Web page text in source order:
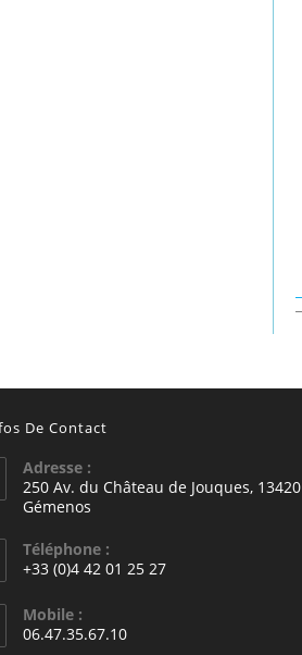
De Contact
Adresse :
250 Av. du Château de Jouques, 13420
Gémenos
Téléphone :
+33 (0)4 42 01 25 27
Mobile :
06.47.35.67.10